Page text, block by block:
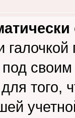
галочкой
под
того,